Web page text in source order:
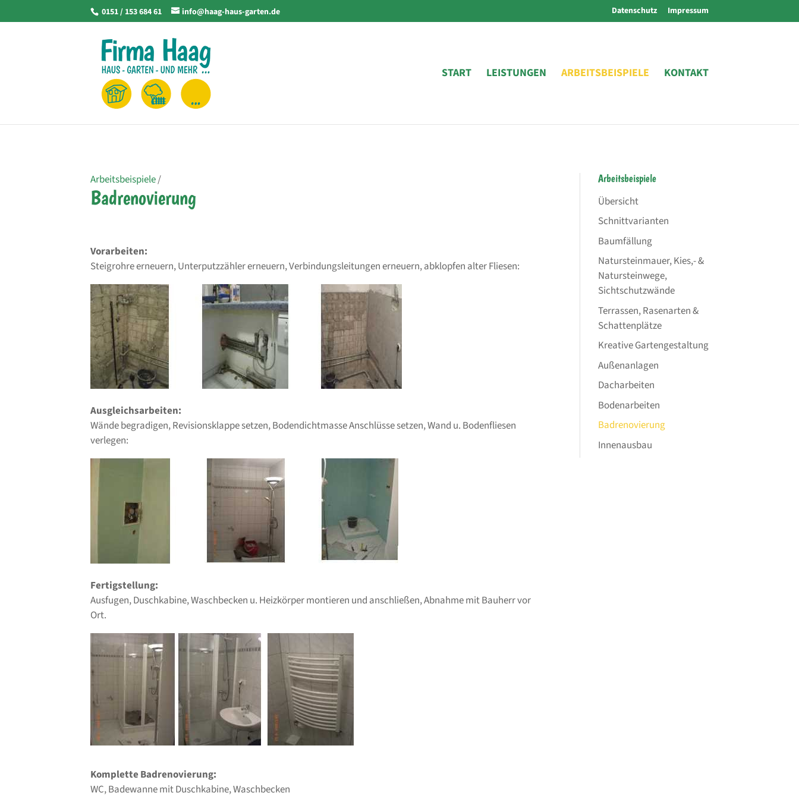
0151 / 153 684 61 info@haag-haus-garten.de Datenschutz Impressum
START LEISTUNGEN ARBEITSBEISPIELE KONTAKT
Arbeitsbeispiele/
Badrenovierung
Vorarbeiten:
Steigrohre erneuern, Unterputzzähler erneuern, Verbindungsleitungen erneuern, abklopfen alter Fliesen:
Ausgleichsarbeiten:
Wände begradigen, Revisionsklappe setzen, Bodendichtmasse Anschlüsse setzen, Wand u. Bodenfliesen
verlegen:
Fertigstellung:
Ausfugen, Duschkabine, Waschbecken u. Heizkörper montieren und anschließen, Abnahme mit Bauherr vor
Ort.
Komplette Badrenovierung:
WC, Badewanne mit Duschkabine, Waschbecken
Arbeitsbeispiele
Übersicht
Schnittvarianten
Baumfällung
Natursteinmauer, Kies,- &
Natursteinwege,
Sichtschutzwände
Terrassen, Rasenarten &
Schattenplätze
Kreative Gartengestaltung
Außenanlagen
Dacharbeiten
Bodenarbeiten
Badrenovierung
Innenausbau